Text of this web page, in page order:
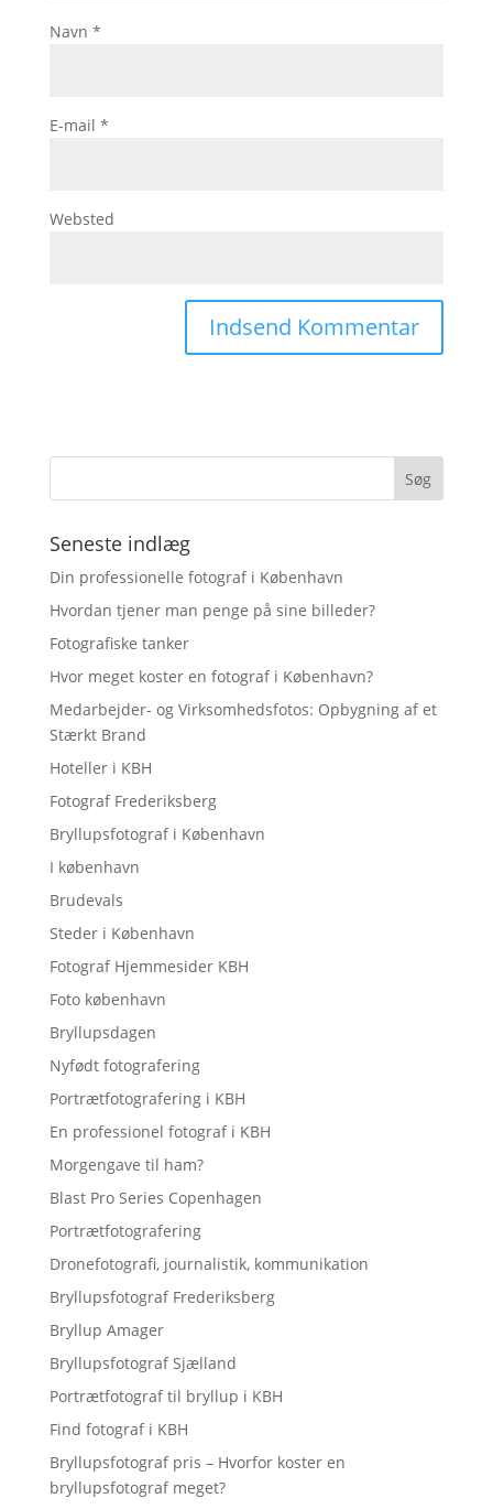
Navn *
E-mail *
Websted
Seneste indlæg
Din professionelle fotograf i København
Hvordan tjener man penge på sine billeder?
Fotografiske tanker
Hvor meget koster en fotograf i København?
Medarbejder- og Virksomhedsfotos: Opbygning af et
Stærkt Brand
Hoteller i KBH
Fotograf Frederiksberg
Bryllupsfotograf i København
I københavn
Brudevals
Steder i København
Fotograf Hjemmesider KBH
Foto københavn
Bryllupsdagen
Nyfødt fotografering
Portrætfotografering i KBH
En professionel fotograf i KBH
Morgengave til ham?
Blast Pro Series Copenhagen
Portrætfotografering
Dronefotografi, journalistik, kommunikation
Bryllupsfotograf Frederiksberg
Bryllup Amager
Bryllupsfotograf Sjælland
Portrætfotograf til bryllup i KBH
Find fotograf i KBH
Bryllupsfotograf pris – Hvorfor koster en
bryllupsfotograf meget?